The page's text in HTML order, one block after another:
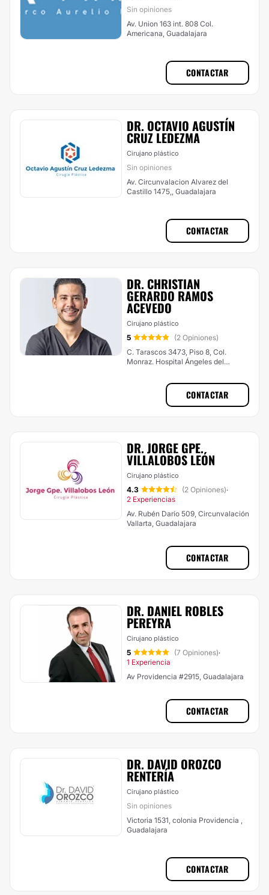
Sin opiniones
Av. Union 163 int. 808 Col.
Americana, Guadalajara
CONTACTAR
DR. OCTAVIO AGUSTÍN
CRUZ LEDEZMA
Cirujano plástico
Sin opiniones
Av. Circunvalacion Alvarez del
Castillo 1475,, Guadalajara
CONTACTAR
DR. CHRISTIAN
GERARDO RAMOS
ACEVEDO
Cirujano plástico
5
(2 Opiniones)
C. Tarascos 3473, Piso 8, Col.
Monraz. Hospital Ángeles del
CONTACTAR
DR. JORGE GPE.
VILLALOBOS LEÓN
Cirujano plástico
4.3 (2 Opiniones)·
2 Experiencias
Av. Rubén Darío 509, Circunvalación
Vallarta, Guadalajara
CONTACTAR
DR. DANIEL ROBLES
PEREYRA
Cirujano plástico
5 (7 Opiniones)·
1 Experiencia
Av Providencia #2915, Guadalajara
CONTACTAR
DR. DAVID OROZCO
RENTERÍA
Cirujano plástico
Sin opiniones
Victoria 1531, colonia Providencia ,
Guadalajara
CONTACTAR